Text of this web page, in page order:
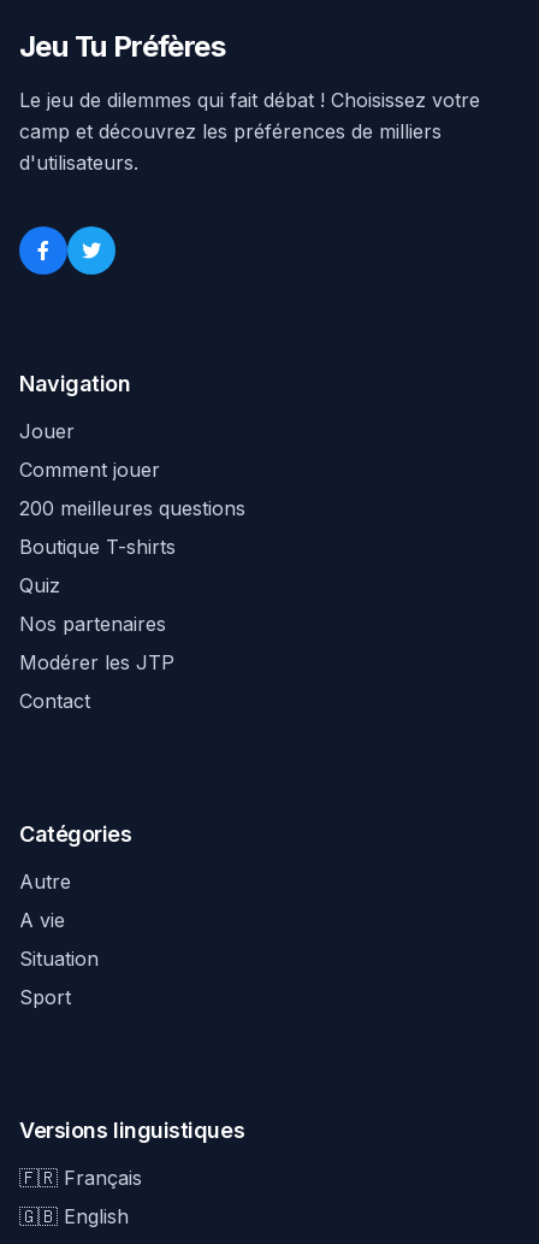
Jeu Tu Préfères
Le jeu de dilemmes qui fait débat ! Choisissez votre
camp et découvrez les préférences de milliers
d'utilisateurs.
Navigation
Jouer
Comment jouer
200 meilleures questions
Boutique T-shirts
Quiz
Nos partenaires
Modérer les JTP
Contact
Catégories
Autre
A vie
Situation
Sport
Versions linguistiques
🇫🇷 Français
🇬🇧 English